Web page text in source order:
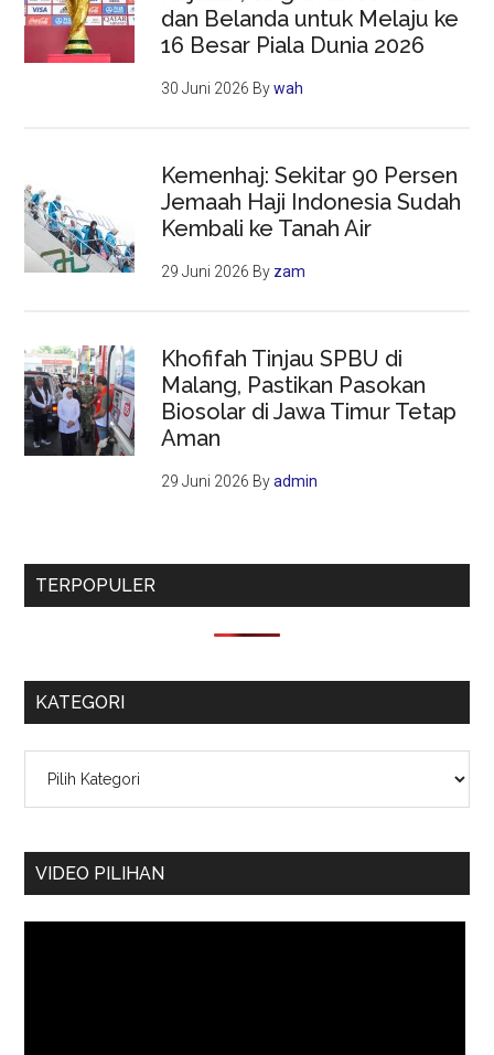
dan Belanda untuk Melaju ke
16 Besar Piala Dunia 2026
30 Juni 2026 Bywah
Kemenhaj: Sekitar 90 Persen
Jemaah Haji Indonesia Sudah
Kembali ke Tanah Air
29 Juni 2026 By zam
Khofifah Tinjau SPBU di
Malang, Pastikan Pasokan
Biosolar di Jawa Timur Tetap
Aman
29 Juni 2026 Byadmin
TERPOPULER
KATEGORI
VIDEO PILIHAN